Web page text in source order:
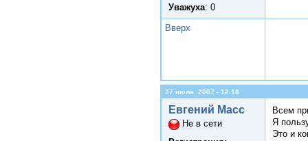
Уважуха: 0
Вверх
27 июля, 2007 - 12:18
Евгений Масс
Не в сети
Всем
Я
Это и